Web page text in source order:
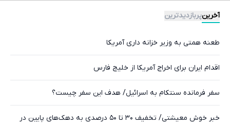
آخرینپربازدیدترین
طعنه همتی به وزیر خزانه داری آمریکا
اقدام ایران برای اخراج آمریکا از خلیج فارس
سفر فرمانده سنتکام به اسرائیل/ هدف این سفر چیست؟
خبر خوش معیشتی/ تخفیف ۳۰ تا ۵۰ درصدی به دهک‌های پایین در